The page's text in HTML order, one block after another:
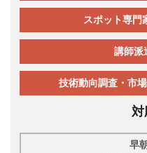
スポット専門
講師派
技術動向調査・市
対
早